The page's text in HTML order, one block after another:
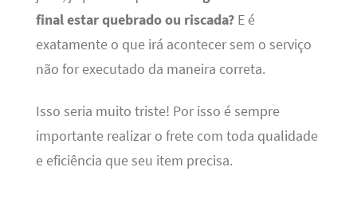
final estar quebrado ou riscada?E é
exatamente o que irá acontecer sem o serviço
não for executado da maneira correta.
Isso seria muito triste! Por isso é sempre
importante realizar o frete com toda qualidade
e eficiência que seu item precisa.